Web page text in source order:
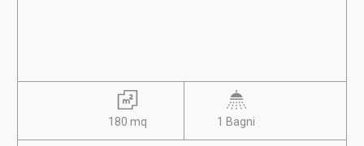
180 mq 1 Bagni